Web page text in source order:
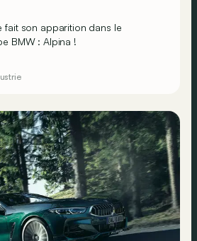
fait son apparition dans le
BMW : Alpina !